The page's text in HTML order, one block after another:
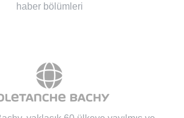
haber bölümleri